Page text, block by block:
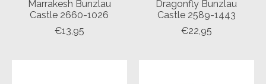
Marrakesh Bunzlau
Castle 2660-1026
€13,95
Dragonfly Bunzlau
Castle 2589-1443
€22,95